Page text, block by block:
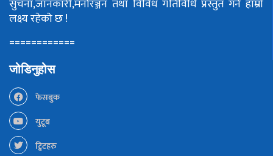
सुचना,जानकारी,मनोरञ्जन तथा विविध गतिविधि प्रस्तुत गर्ने हाम्रो
लक्ष्य रहेको छ !
============
जोडिनुहोस
फेसबुक
युटूब
ट्विटहरु